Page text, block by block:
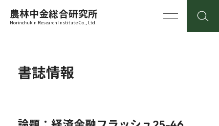
農林中金総合研究所
Norinchukin Research Institute Co., Ltd.
書誌情報